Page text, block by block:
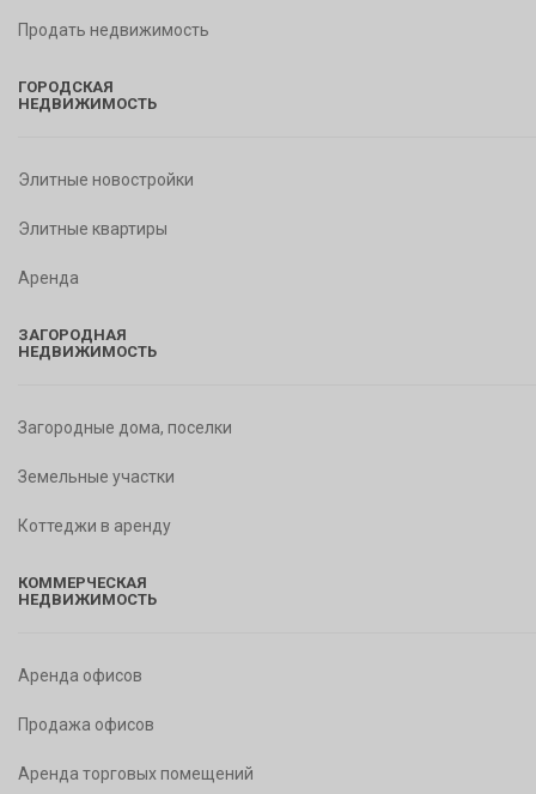
Продать недвижимость
ГОРОДСКАЯ
НЕДВИЖИМОСТЬ
Элитные новостройки
Элитные квартиры
Аренда
ЗАГОРОДНАЯ
НЕДВИЖИМОСТЬ
Загородные дома, поселки
Земельные участки
Коттеджи в аренду
КОММЕРЧЕСКАЯ
НЕДВИЖИМОСТЬ
Аренда офисов
Продажа офисов
Аренда торговых помещений